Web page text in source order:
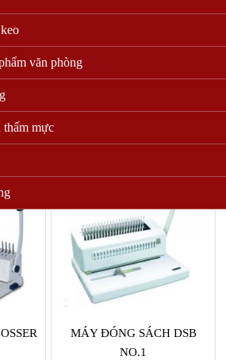
văn phòng
thấm mực
MÁY ĐÓNG SÁCH BOSSER
Mua hàng
MÁY ĐÓNG SÁCH DSB
NO.1